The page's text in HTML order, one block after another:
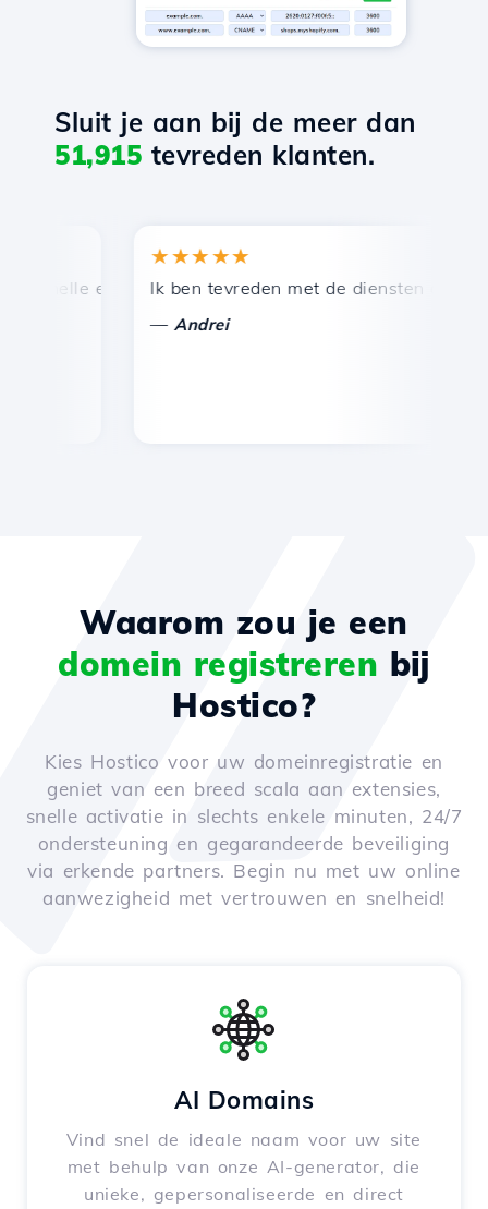
Sluit je aan bij de meer dan
51,915 tevreden klanten.
en efficiënte technische ondersteuning.
★★★★★
Ik ben tevreden met de diensten die door
Andrei
Waarom zou je een
domein registreren bij
Hostico?
Kies Hostico voor uw domeinregistratie en
geniet van een breed scala aan extensies,
snelle activatie in slechts enkele minuten, 24/7
ondersteuning en gegarandeerde beveiliging
via erkende partners. Begin nu met uw online
aanwezigheid met vertrouwen en snelheid!
AI Domains
Vind snel de ideale naam voor uw site
met behulp van onze AI-generator, die
unieke, gepersonaliseerde en direct